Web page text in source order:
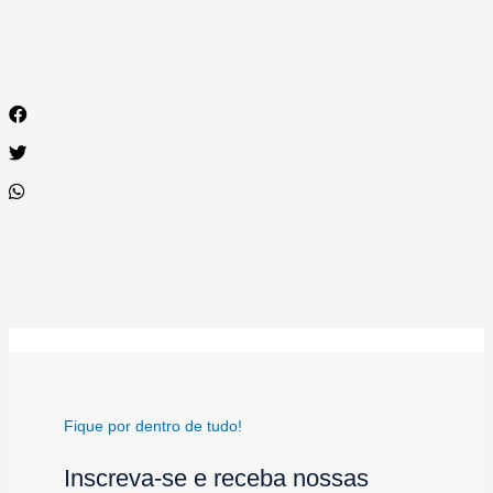
Fique por dentro de tudo!
Inscreva-se e receba nossas